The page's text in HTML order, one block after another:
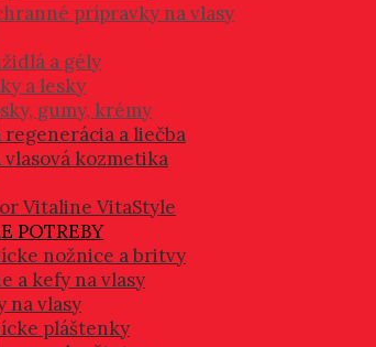
prípravky na vlasy
a gély
a lesky
gumy, krémy
regenerácia a liečba
vlasová kozmetika
Vitaline VitaStyle
POTREBY
nožnice a britvy
a kefy na vlasy
na vlasy
pláštenky